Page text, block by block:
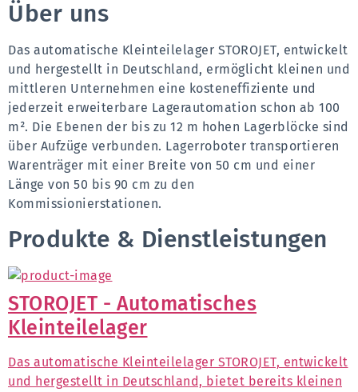
Über uns
Das automatische Kleinteilelager STOROJET, entwickelt
und hergestellt in Deutschland, ermöglicht kleinen und
mittleren Unternehmen eine kosteneffiziente und
jederzeit erweiterbare Lagerautomation schon ab 100
m². Die Ebenen der bis zu 12 m hohen Lagerblöcke sind
über Aufzüge verbunden. Lagerroboter transportieren
Warenträger mit einer Breite von 50 cm und einer
Länge von 50 bis 90 cm zu den
Kommissionierstationen.
Produkte & Dienstleistungen
STOROJET - Automatisches
Kleinteilelager
Das automatische Kleinteilelager STOROJET, entwickelt
und hergestellt in Deutschland, bietet bereits kleinen